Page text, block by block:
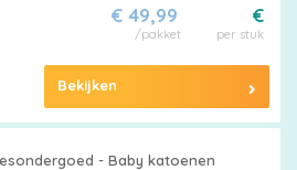
€
per stuk
€ 49,99
/pakket
Bekijken
- Baby katoenen